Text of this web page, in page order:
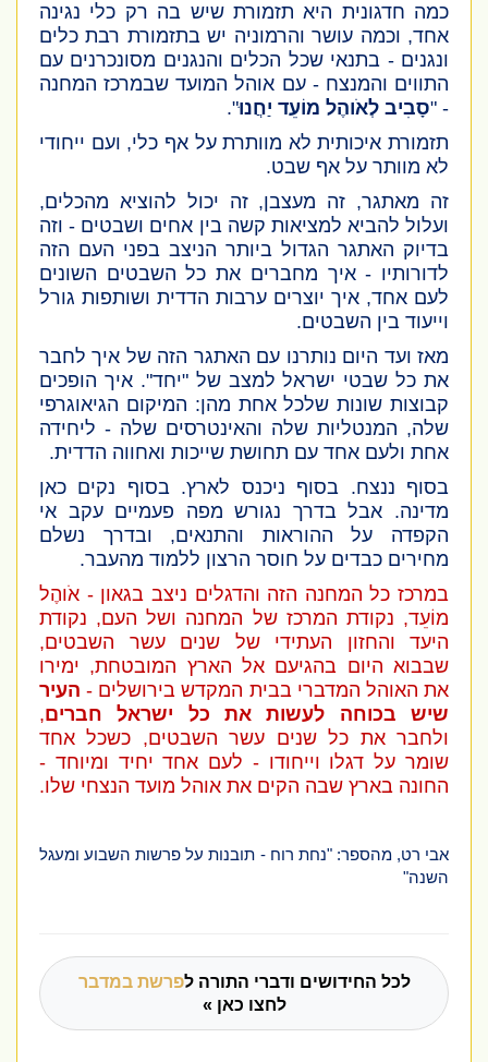
כמה חדגונית היא תזמורת שיש בה רק כלי נגינה
אחד, וכמה עושר והרמוניה יש בתזמורת רבת כלים
ונגנים - בתנאי שכל הכלים והנגנים מסונכרנים עם
התווים והמנצח - עם אוהל המועד שבמרכז המחנה
- "סָבִיב לְאֹוהֶל מוֹעֵד יַחֲנוּ".
תזמורת איכותית לא מוותרת על אף כלי, ועם ייחודי
לא מוותר על אף שבט.
זה מאתגר, זה מעצבן, זה יכול להוציא מהכלים,
ועלול להביא למציאות קשה בין אחים ושבטים - וזה
בדיוק האתגר הגדול ביותר הניצב בפני העם הזה
לדורותיו - איך מחברים את כל השבטים השונים
לעם אחד, איך יוצרים ערבות הדדית ושותפות גורל
וייעוד בין השבטים.
מאז ועד היום נותרנו עם האתגר הזה של איך לחבר
את כל שבטי ישראל למצב של "יחד". איך הופכים
קבוצות שונות שלכל אחת מהן: המיקום הגיאוגרפי
שלה, המנטליות שלה והאינטרסים שלה - ליחידה
אחת ולעם אחד עם תחושת שייכות ואחווה הדדית.
בסוף ננצח. בסוף ניכנס לארץ. בסוף נקים כאן
מדינה. אבל בדרך נגורש מפה פעמיים עקב אי
הקפדה על ההוראות והתנאים, ובדרך נשלם
מחירים כבדים על חוסר הרצון ללמוד מהעבר.
במרכז כל המחנה הזה והדגלים ניצב בגאון - אֹוהֶל
מוֹעֵד, נקודת המרכז של המחנה ושל העם, נקודת
היעד והחזון העתידי של שנים עשר השבטים,
שבבוא היום בהגיעם אל הארץ המובטחת, ימירו
את האוהל המדברי בבית המקדש בירושלים - העיר
שיש בכוחה לעשות את כל ישראל חברים,
ולחבר את כל שנים עשר השבטים, כשכל אחד
שומר על דגלו וייחודו - לעם אחד יחיד ומיוחד -
החונה בארץ שבה הקים את אוהל מועד הנצחי שלו.
אבי רט, מהספר: "נחת רוח - תובנות על פרשות השבוע ומעגל
השנה"
לכל החידושים ודברי התורה לפרשת במדבר
לחצו כאן »